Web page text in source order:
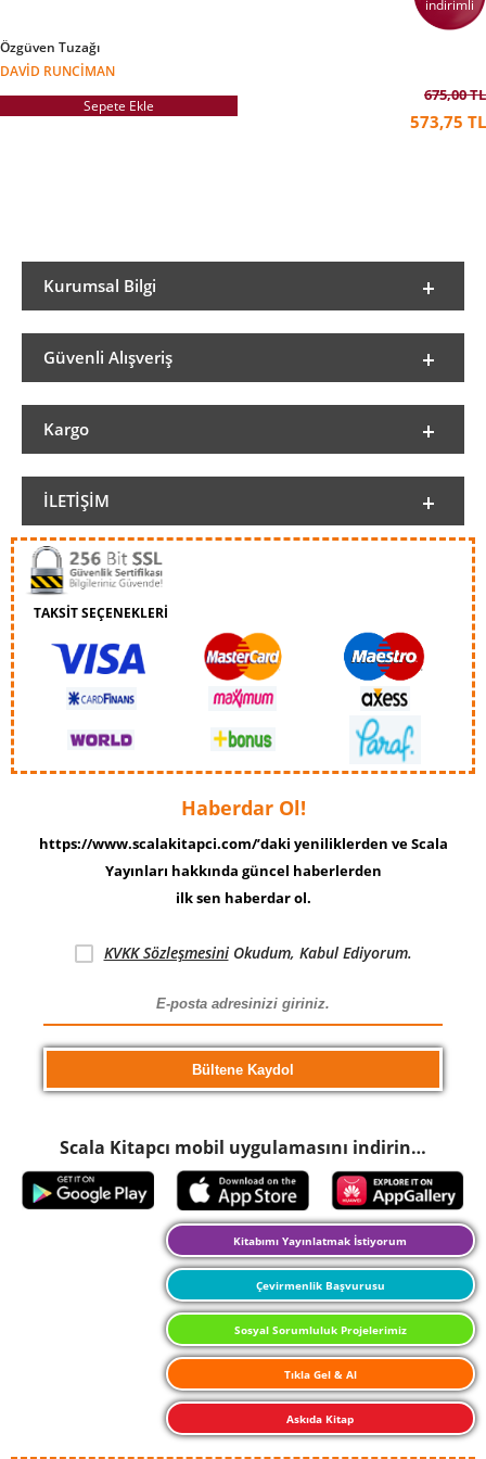
indirimli
Özgüven Tuzağı
DAVID RUNCIMAN
Sepete Ekle
675,00 TL
573,75 TL
Kurumsal Bilgi
Güvenli Alışveriş
Kargo
İLETIŞIM
TAKSİT SEÇENEKLERİ
Haberdar Ol!
https://www.scalakitapci.com/’daki yeniliklerden ve Scala
Yayınları hakkında güncel haberlerden
ilk sen haberdar ol.
KVKK SözleşmesiniOkudum, Kabul Ediyorum.
Scala Kitapcı mobil uygulamasını indirin…
Kitabımı Yayınlatmak İstiyorum
Çevirmenlik Başvurusu
Sosyal Sorumluluk Projelerimiz
Tıkla Gel & Al
Askıda Kitap